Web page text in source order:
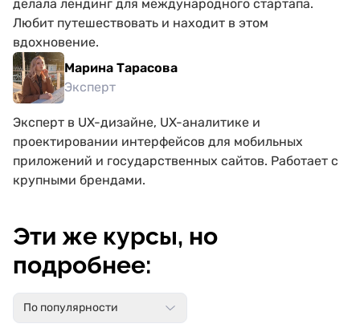
делала лендинг для международного стартапа.
Любит путешествовать и находит в этом
вдохновение.
Марина Тарасова
Эксперт
Эксперт в UX-дизайне, UX-аналитике и
проектировании интерфейсов для мобильных
приложений и государственных сайтов. Работает с
крупными брендами.
Эти же курсы, но
подробнее:
По популярности